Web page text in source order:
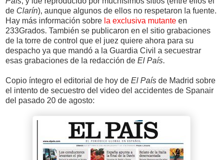
de Clarín), aunque algunos de ellos no respetaron la fuente.
Hay más información sobre la exclusiva mutante en
233Grados. También se publicaron en el sitio grabaciones
de la torre de control que el juez quiere ahora para su
despacho ya que mandó a la Guardia Civil a secuestrar
esas grabaciones de la redacción de El País.
Copio íntegro el editorial de hoy de El País de Madrid sobre
el intento de secuestro del video del accidentes de Spanair
del pasado 20 de agosto: